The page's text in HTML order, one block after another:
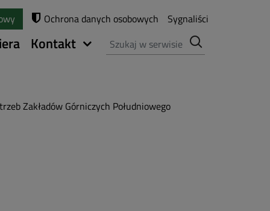
Ochrona danych osobowych Sygnaliści
Kontakt Szukaj
Zakładów Górniczych Południowego